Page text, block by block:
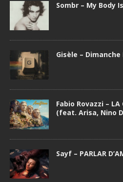
Sombr – My Body
Gisèle – Dimanche
Fabio Rovazzi – LA
(feat. Arisa, Nino
Sayf – PARLAR